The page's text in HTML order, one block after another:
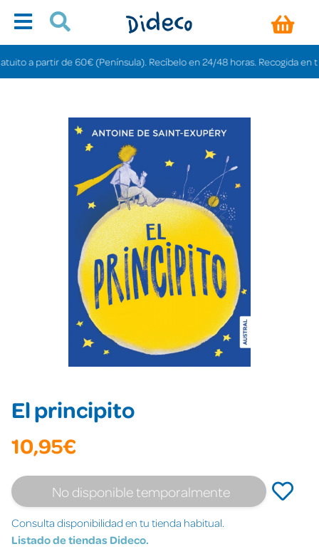
a partir de 60€ (Península). Recíbelo en 24/48 horas. Recogida en
El principito
10,95€
No disponible temporalmente
Consulta disponibilidad en tu tienda habitual.
Listado de tiendas Dideco.